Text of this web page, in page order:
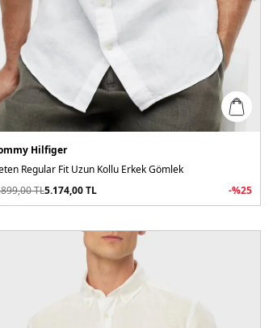
Hilfiger
Regular Fit Uzun Kollu Erkek Gömlek
TL5.174,00TL -%25